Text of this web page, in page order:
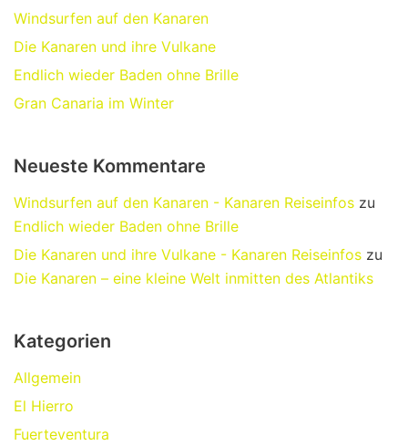
Windsurfen auf den Kanaren
Die Kanaren und ihre Vulkane
Endlich wieder Baden ohne Brille
Gran Canaria im Winter
Neueste Kommentare
Windsurfen auf den Kanaren - Kanaren Reiseinfos zu
Endlich wieder Baden ohne Brille
Die Kanaren und ihre Vulkane - Kanaren Reiseinfos zu
Die Kanaren – eine kleine Welt inmitten des Atlantiks
Kategorien
Allgemein
El Hierro
Fuerteventura